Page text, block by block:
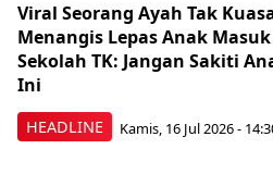
HEADLINE
Viral Seorang Ayah Tak
Menangis Lepas Anak Masuk
Sekolah TK: Jangan Sakiti
Ini
Kamis, 16 Jul 2026 -